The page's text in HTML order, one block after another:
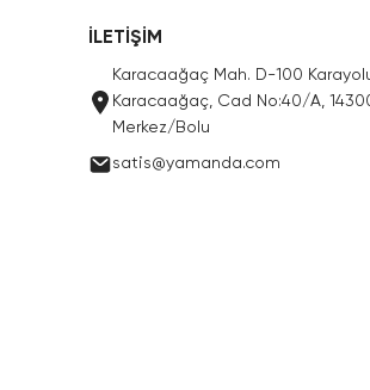
İLETİŞİM
Karacaağaç Mah. D-100
Karacaağaç, Cad No:40/A,
Merkez/Bolu
satis@yamanda.com